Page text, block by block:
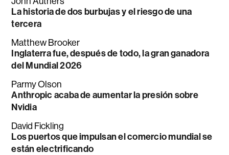
La historia de dos burbujas y el riesgo de una
tercera
Matthew Brooker
Inglaterra fue, después de todo, la gran ganadora
del Mundial 2026
Parmy Olson
Anthropic acaba de aumentar la presión sobre
Nvidia
David Fickling
Los puertos que impulsan el comercio mundial se
están electrificando